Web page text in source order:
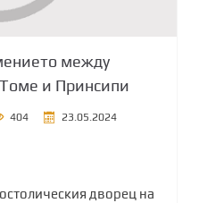
между
и Принсипи
404 23.05.2024
дворец на